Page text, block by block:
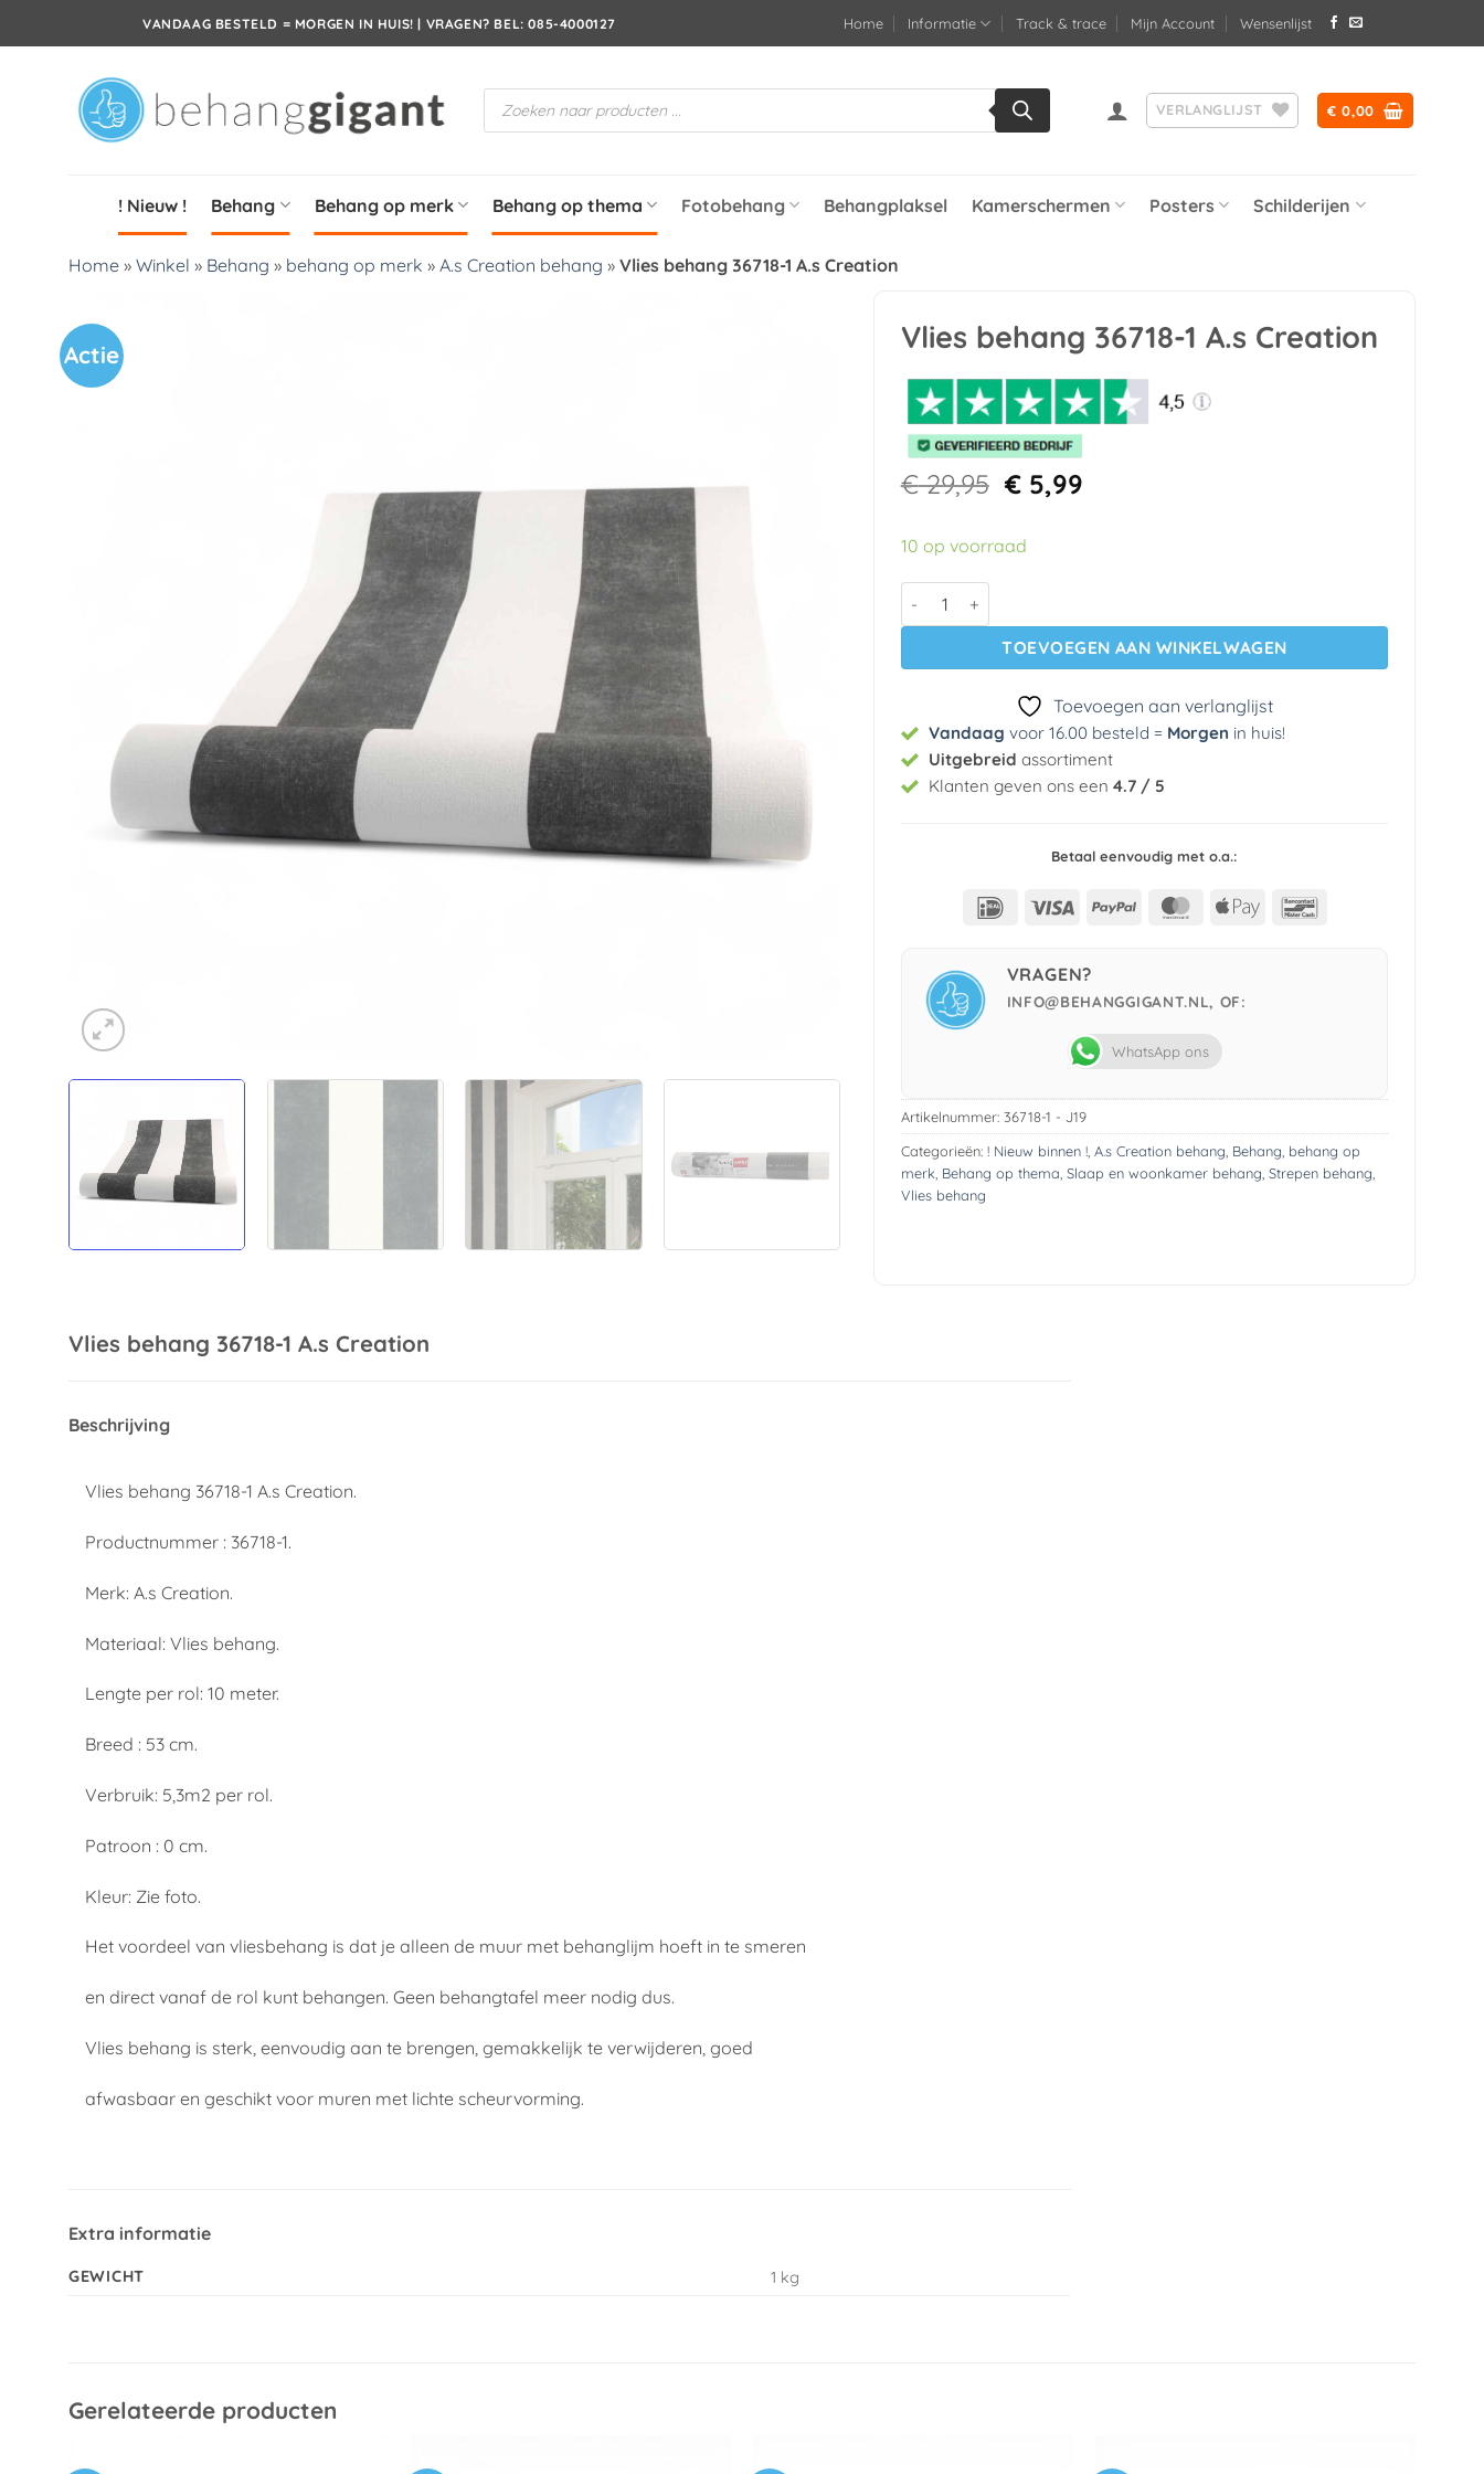
VANDAAG BESTELD = MORGEN IN HUIS! | VRAGEN? BEL: 085-4000127 Home Informatie Track & trace Mijn Account Wensenlijst
Producten
zoeken
VERLANGLIJST € 0,00
! Nieuw ! Behang Behang op merk Behang op thema Fotobehang Behangplaksel Kamerschermen Posters Schilderijen
Home » Winkel » Behang » behang op merk » A.s Creation behang » Vlies behang 36718-1 A.s Creation
Actie Vlies behang 36718-1 A.s Creation
€29,95 Oorspronkelijke
prijs
was:
€ 29,95.
€5,99Huidige
10 op voorraad
Vlies behang 36718-1 A.s Creation aantal
TOEVOEGEN AAN WINKELWAGEN
Toevoegen aan verlanglijst
Vandaag voor 16.00 besteld = Morgen in huis!
Uitgebreid assortiment
Klanten geven ons een 4.7 / 5
Betaal eenvoudig met o.a.:
IDeal Visa PayPal MasterCard
Apple
VRAGEN?
INFO@BEHANGGIGANT.NL, OF:
WhatsApp ons
Artikelnummer: 36718-1 - J19
Categorieën: ! Nieuw binnen !, A.s Creation behang Behang behang op
merk Behang op thema Slaap en woonkamer behang Strepen behang
Vlies behang
Vlies behang 36718-1 A.s Creation
Beschrijving
Vlies behang 36718-1 A.s Creation.
Productnummer : 36718-1.
Merk: A.s Creation.
Materiaal: Vlies behang.
Lengte per rol: 10 meter.
Breed : 53 cm.
Verbruik: 5,3m2 per rol.
Patroon : 0 cm.
Kleur: Zie foto.
Het voordeel van vliesbehang is dat je alleen de muur met behanglijm hoeft in te smeren
en direct vanaf de rol kunt behangen. Geen behangtafel meer nodig dus.
Vlies behang is sterk, eenvoudig aan te brengen, gemakkelijk te verwijderen, goed
afwasbaar en geschikt voor muren met lichte scheurvorming.
Extra informatie
GEWICHT 1 kg
Gerelateerde producten